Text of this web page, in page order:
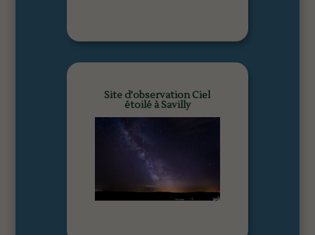
Site d'observation Ciel
étoilé à Savilly